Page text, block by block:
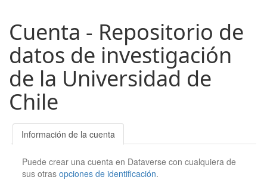
Cuenta - Repositorio de
datos de investigación
de la Universidad de
Chile
Información de la cuenta
Puede crear una cuenta en Dataverse con cualquiera de
sus otrasopciones de identificación.